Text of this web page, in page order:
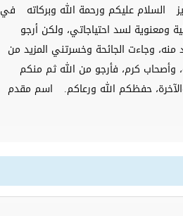
السلام عليكم ورحمة الله وبركاته
في
ومعنوية لسد احتياجاتي، ولكن أرجو
وجاءت الجائحة وخسرتني المزيد من
كرم، فأرجو من الله ثم منكم
حفظكم الله ورعاكم.
اسم مقدم